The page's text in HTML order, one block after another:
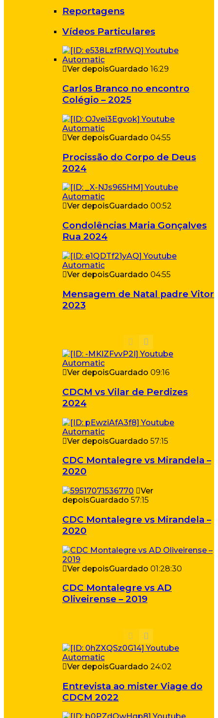
Reportagens
Vídeos Particulares
Ver depoisGuardado 16:29
Carlos Branco no encontro
Colégio – 2025
Ver depoisGuardado 04:55
Procissão do Corpo de Deus
2024
Ver depoisGuardado 00:52
Condolências Maria Gonçalves
Rua 2024
Ver depoisGuardado 04:55
Mensagem de Natal padre Vitor
2023
Ver depoisGuardado 09:16
CDCM vs Vilar de Perdizes
2024
Ver depoisGuardado 57:15
CDC Montalegre vs Mirandela –
2020
Ver
depoisGuardado 57:15
CDC Montalegre vs Mirandela –
2020
Ver depoisGuardado 01:28:30
CDC Montalegre vs AD
Oliveirense – 2019
Ver depoisGuardado 24:02
Entrevista ao mister Viage do
CDCM 2022